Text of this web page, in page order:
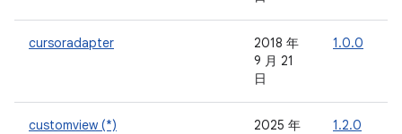
cursoradapter
2018 年
9 月 21
日
1.0.0
customview (*)
2025 年
1.2.0